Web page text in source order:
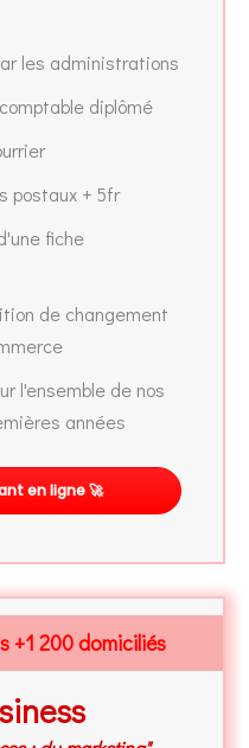
les administrations
diplômé
postaux + 5fr
fiche
de changement
l'ensemble de nos
années
en ligne 🚀
+1 200 domiciliés